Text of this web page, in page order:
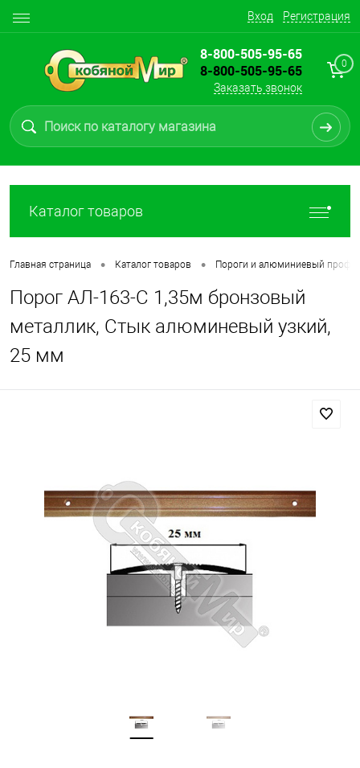
Вход Регистрация
8-800-505-95-65
8-800-505-95-65
Заказать звонок
0
Каталог товаров
Главная страница • Каталог товаров • Пороги и алюминиевый
Порог АЛ-163-С 1,35м бронзовый
металлик, Стык алюминевый узкий,
25 мм